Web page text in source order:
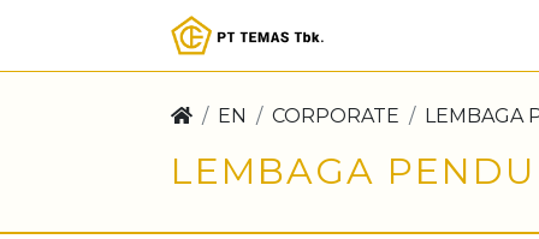
EN CORPORATE LEMBAGA
LEMBAGA